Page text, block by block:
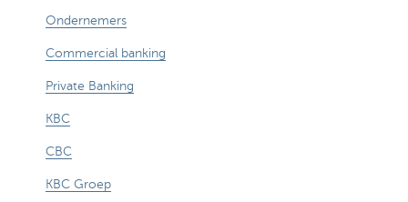
Ondernemers
Commercial banking
Private Banking
KBC
CBC
KBC Groep